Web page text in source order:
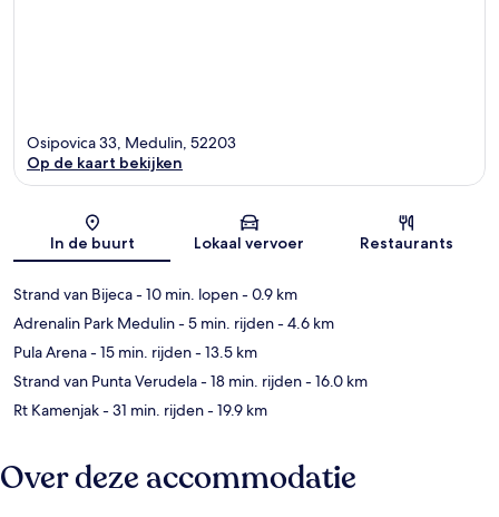
Kaart
Osipovica 33, Medulin, 52203
Op de kaart bekijken
In de buurt Lokaal vervoer Restaurants
Strand van Bijeca- 10 min. lopen- 0.9 km
Adrenalin Park Medulin- 5 min. rijden- 4.6 km
Pula Arena- 15 min. rijden- 13.5 km
Strand van Punta Verudela- 18 min. rijden- 16.0 km
Rt Kamenjak- 31 min. rijden- 19.9 km
Over deze accommodatie